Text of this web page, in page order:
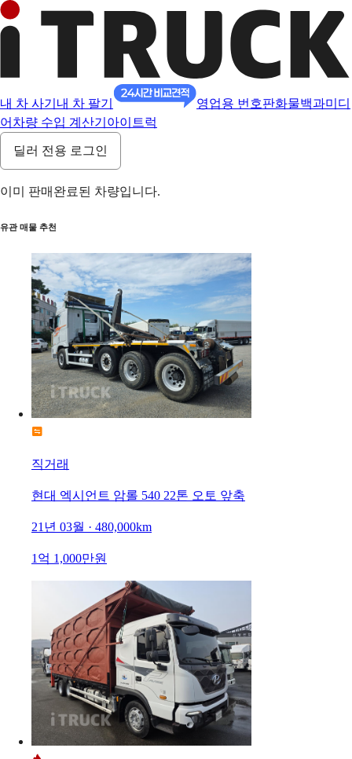
내 차 사기 내 차 팔기 영업용 번호판화물백과미디
어 차량 수입 계산기 아이트럭
딜러 전용 로그인
이미 판매완료된 차량입니다.
유관 매물 추천
직거래
현대 엑시언트 암롤 540 22톤 오토 앞축
21년 03월 · 480,000km
1억 1,000만원